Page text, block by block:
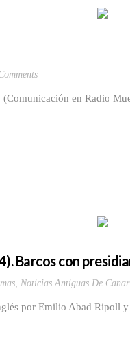
en Radio
Barcos con
, Noticias Antiguas De
por Emilio Abad Ripoll